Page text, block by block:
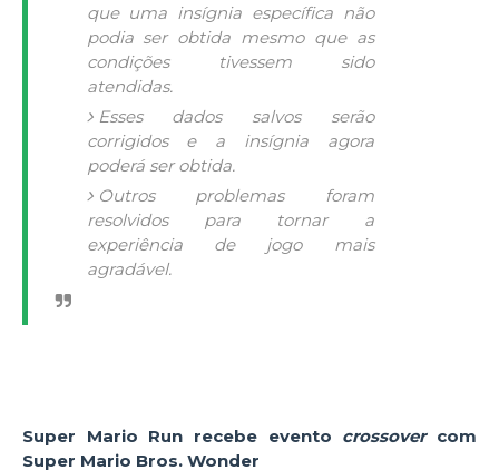
que uma insígnia específica não
podia ser obtida mesmo que as
condições tivessem sido
atendidas.
Esses dados salvos serão
corrigidos e a insígnia agora
poderá ser obtida.
Outros problemas foram
resolvidos para tornar a
experiência de jogo mais
agradável.
Super Mario Run recebe evento crossover com
Super Mario Bros. Wonder